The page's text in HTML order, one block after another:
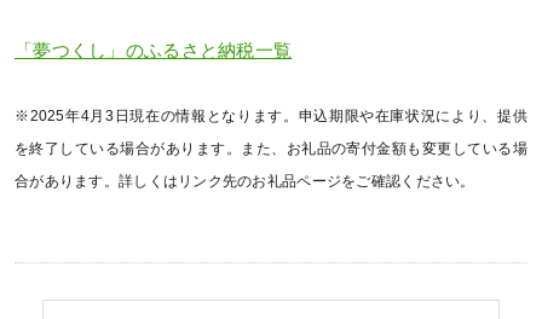
「夢つくし」のふるさと納税一覧
※2025年4月3日現在の情報となります。申込期限や在庫状況により、提供
を終了している場合があります。また、お礼品の寄付金額も変更している場
合があります。詳しくはリンク先のお礼品ページをご確認ください。